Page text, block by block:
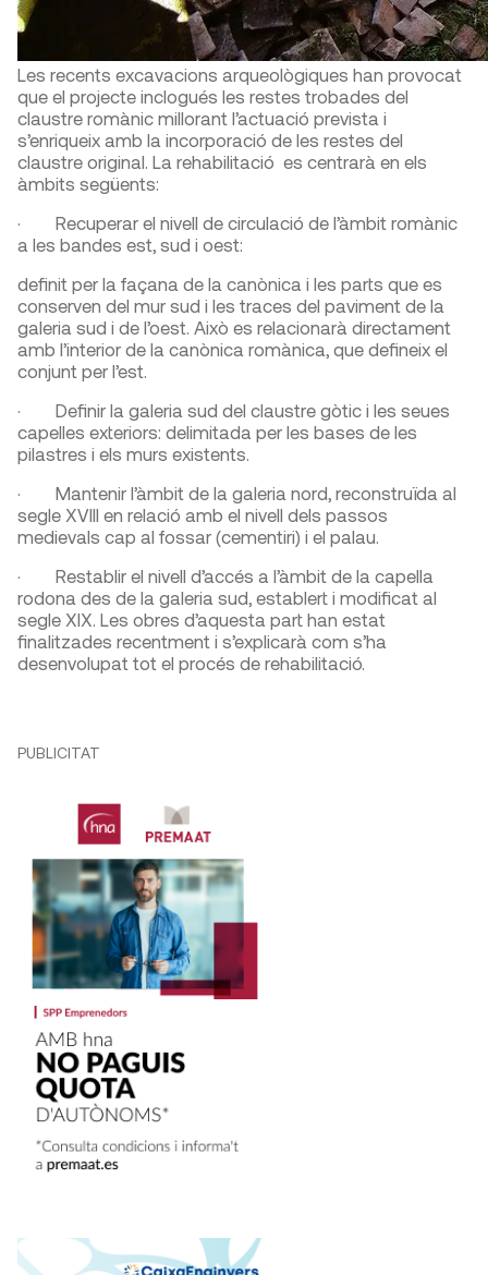
Les recents excavacions arqueològiques han provocat
que el projecte inclogués les restes trobades del
claustre romànic millorant l’actuació prevista i
s’enriqueix amb la incorporació de les restes del
claustre original. La rehabilitació es centrarà en els
àmbits següents:
· Recuperar el nivell de circulació de l’àmbit romànic
a les bandes est, sud i oest:
definit per la façana de la canònica i les parts que es
conserven del mur sud i les traces del paviment de la
galeria sud i de l’oest. Això es relacionarà directament
amb l’interior de la canònica romànica, que defineix el
conjunt per l’est.
· Definir la galeria sud del claustre gòtic i les seues
capelles exteriors: delimitada per les bases de les
pilastres i els murs existents.
· Mantenir l’àmbit de la galeria nord, reconstruïda al
segle XVIII en relació amb el nivell dels passos
medievals cap al fossar (cementiri) i el palau.
· Restablir el nivell d’accés a l’àmbit de la capella
rodona des de la galeria sud, establert i modificat al
segle XIX. Les obres d’aquesta part han estat
finalitzades recentment i s’explicarà com s’ha
desenvolupat tot el procés de rehabilitació.
PUBLICITAT